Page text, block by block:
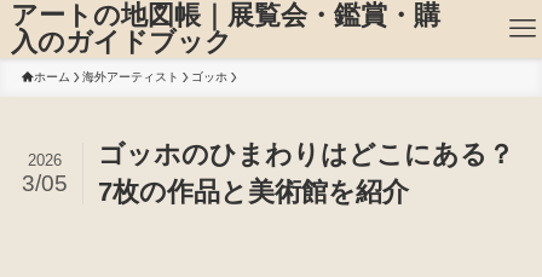
アートの地図帳｜展覧会・鑑賞・購
入のガイドブック
ホーム 海外アーティスト ゴッホ
ゴッホのひまわりはどこにある？
7枚の作品と美術館を紹介
2026
3/05